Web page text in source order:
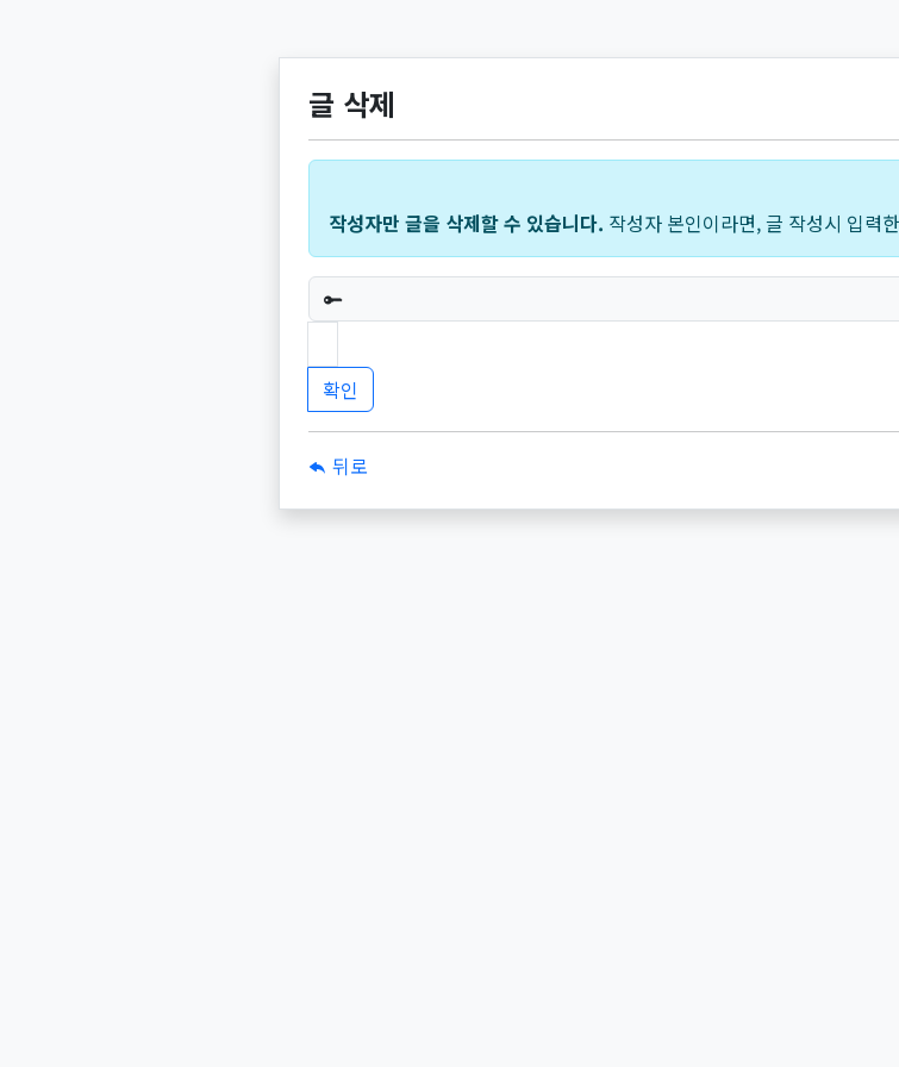
글 삭제
작성자만 글을 삭제할 수 있습니다. 작성자 본인이라면, 글 작성시 입력
필수
뒤로